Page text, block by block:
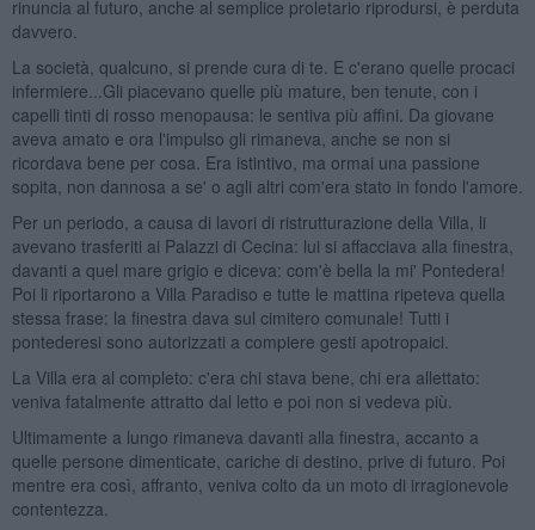
rinuncia al futuro, anche al semplice proletario riprodursi, è perduta
davvero.
La società, qualcuno, si prende cura di te. E c'erano quelle procaci
infermiere...Gli piacevano quelle più mature, ben tenute, con i
capelli tinti di rosso menopausa: le sentiva più affini. Da giovane
aveva amato e ora l'impulso gli rimaneva, anche se non si
ricordava bene per cosa. Era istintivo, ma ormai una passione
sopita, non dannosa a se' o agli altri com'era stato in fondo l'amore.
Per un periodo, a causa di lavori di ristrutturazione della Villa, li
avevano trasferiti ai Palazzi di Cecina: lui si affacciava alla finestra,
davanti a quel mare grigio e diceva: com'è bella la mi' Pontedera!
Poi li riportarono a Villa Paradiso e tutte le mattina ripeteva quella
stessa frase: la finestra dava sul cimitero comunale! Tutti i
pontederesi sono autorizzati a compiere gesti apotropaici.
La Villa era al completo: c'era chi stava bene, chi era allettato:
veniva fatalmente attratto dal letto e poi non si vedeva più.
Ultimamente a lungo rimaneva davanti alla finestra, accanto a
quelle persone dimenticate, cariche di destino, prive di futuro. Poi
mentre era così, affranto, veniva colto da un moto di irragionevole
contentezza.